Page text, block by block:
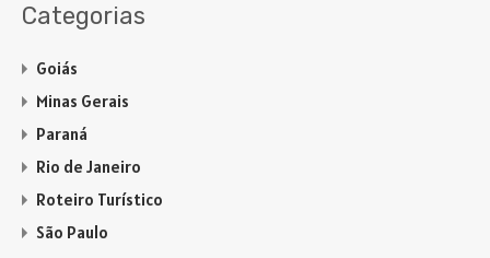
Categorias
Goiás
Minas Gerais
Paraná
Rio de Janeiro
Roteiro Turístico
São Paulo